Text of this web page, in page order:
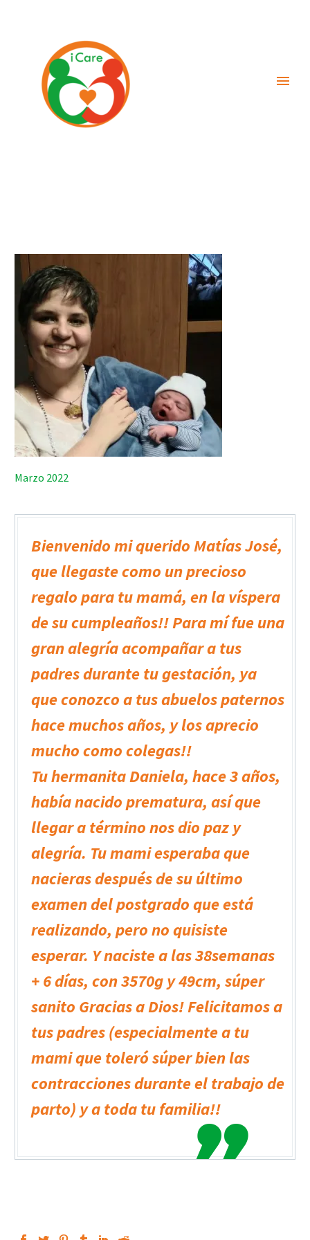
Marzo 2022
Bienvenido mi querido Matías José,
que llegaste como un precioso
regalo para tu mamá, en la víspera
de su cumpleaños!! Para mí fue una
gran alegría acompañar a tus
padres durante tu gestación, ya
que conozco a tus abuelos paternos
hace muchos años, y los aprecio
mucho como colegas!!
Tu hermanita Daniela, hace 3 años,
había nacido prematura, así que
llegar a término nos dio paz y
alegría. Tu mami esperaba que
nacieras después de su último
examen del postgrado que está
realizando, pero no quisiste
esperar. Y naciste a las 38semanas
+ 6 días, con 3570g y 49cm, súper
sanito Gracias a Dios! Felicitamos a
tus padres (especialmente a tu
mami que toleró súper bien las
contracciones durante el trabajo de
parto) y a toda tu familia!!
